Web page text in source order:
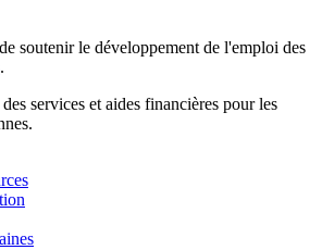
soutenir le développement de l'emploi des
.
services et aides financières pour les